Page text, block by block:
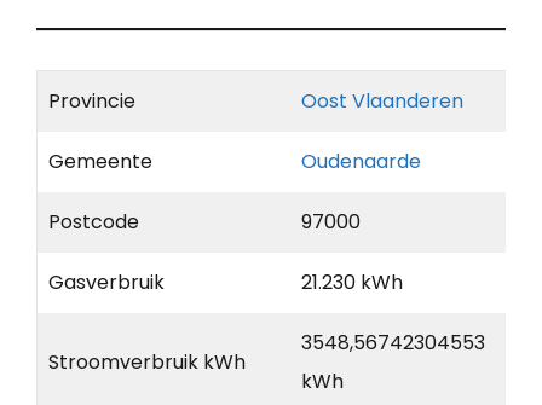
Provincie Oost Vlaanderen
Gemeente Oudenaarde
Postcode 97000
Gasverbruik 21.230 kWh
Stroomverbruik kWh
3548,56742304553
kWh